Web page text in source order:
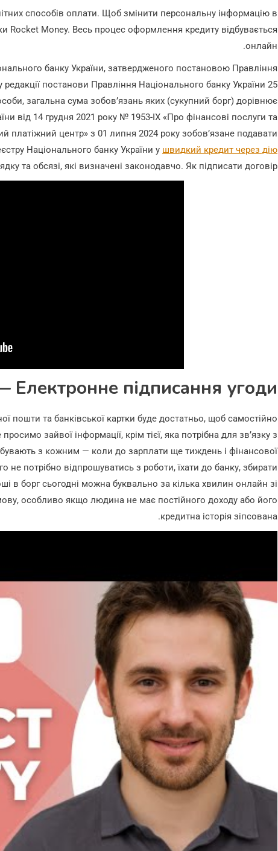
способів оплати. Щоб змінити персональну інформацію в
Rocket Money. Весь процес оформлення кредиту відбувається
онлайн.
банку України, затвердженого постановою Правління
постанови Правління Національного банку України 25
загальна сума зобов’язань яких (сукупний борг) дорівнює
від 14 грудня 2021 року № 1953-IX «Про фінансові послуги та
платіжний центр» з 01 липня 2024 року зобов’язане подавати
Національного банку України у швидкий кредит через дію
та обсязі, які визначені законодавчо. Як підписати договір?
Електронне підписання угоди
пошти та банківської картки буде достатньо, щоб самостійно
зайвої інформації, крім тієї, яка потрібна для зв’язку з
з кожним — коли до зарплати ще тиждень і фінансової
потрібно відпрошуватись з роботи, їхати до банку, збирати
борг сьогодні можна буквально за кілька хвилин онлайн зі
особливо якщо людина не має постійного доходу або його
кредитна історія зіпсована.